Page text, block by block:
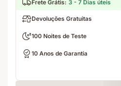
Frete Grátis: 3 - 7 Dias úteis
Devoluções Gratuitas
100 Noites de Teste
10 Anos de Garantia